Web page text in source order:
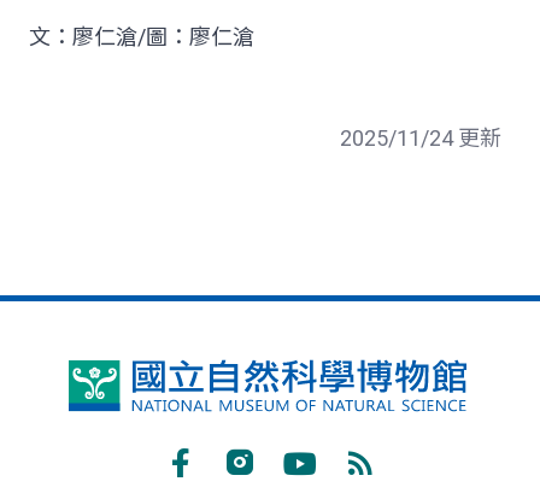
文：廖仁滄/圖：廖仁滄
2025/11/24 更新
國